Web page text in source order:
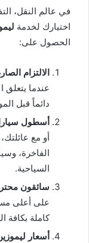
في عالم النقل،
اختيارك لخدمة
الحصول على:
الالتزام
عندما يتعلق
دائماً قبل
أسطول
أو مع
السياحية.
سائقون
على أعلى
كاملة بكافة
أسعار